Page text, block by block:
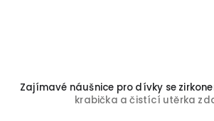
Zajímavé náušnice pro dívky se
krabička a čistící utěrka